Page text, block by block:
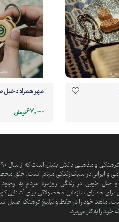
مهر همراه دخیل
67,000تومان
و ایرانی در سبک زندگی مردم است. خلق
حال خوبی در زندگی روزمره مردم به
هدایای سازمانی،محصولاتی برای آشنایی
خود را در حفظ و تبلیغ فرهنگ اصیل
خود را به کار می‌برد.